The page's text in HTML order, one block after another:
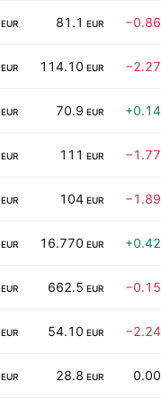
EUR 81.1 EUR
EUR 114.10 EUR
EUR 70.9 EUR
EUR 111 EUR
EUR 104 EUR
EUR 16.770 EUR
EUR 662.5 EUR
EUR 54.10 EUR
EUR 28.8 EUR